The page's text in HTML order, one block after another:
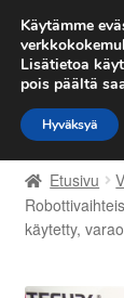
Siirry
navigointiin
Siirry
sisältöön
Etusivu
Kärry
Etusivu
käytetty,
Käytämme
Lisätietoa
pois päältä
Hyväksyä